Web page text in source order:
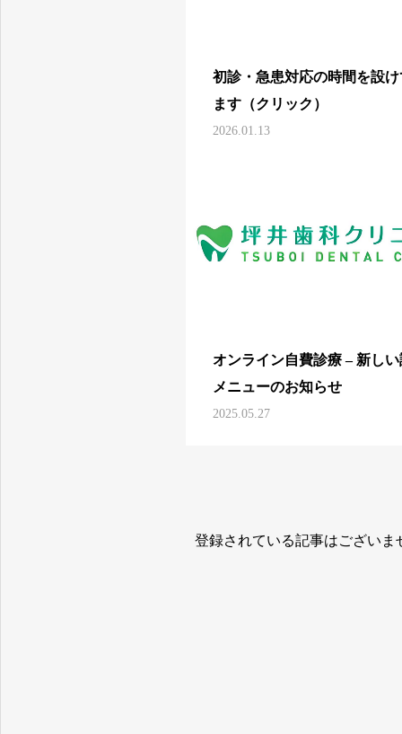
初診・急患対応の時間を設
ます（クリック）
2026.01.13
オンライン自費診療 – 新し
メニューのお知らせ
2025.05.27
登録されている記事はございま